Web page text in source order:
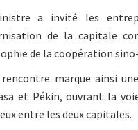
a invité les
de la capitale
de la coopération
marque ainsi
et Pékin, ouvrant la
entre les deux capitales.